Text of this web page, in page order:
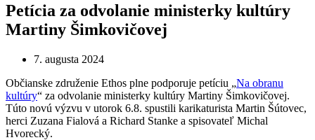
Petícia za odvolanie ministerky kultúry
Martiny Šimkovičovej
7. augusta 2024
Občianske združenie Ethos plne podporuje petíciu „Na obranu
kultúry“ za odvolanie ministerky kultúry Martiny Šimkovičovej.
Túto novú výzvu v utorok 6.8. spustili karikaturista Martin Šútovec,
herci Zuzana Fialová a Richard Stanke a spisovateľ Michal
Hvorecký.